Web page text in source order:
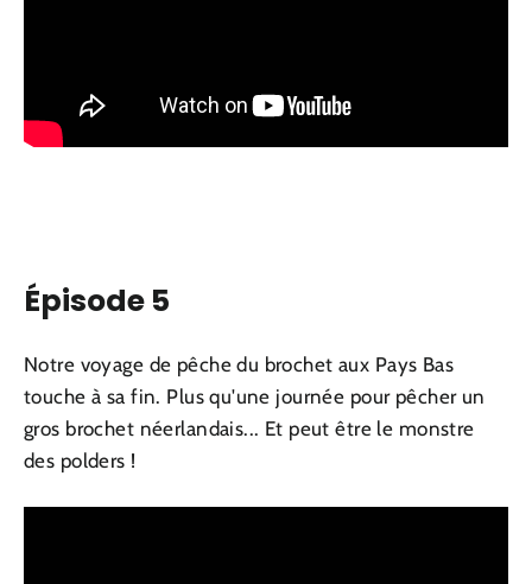
Épisode 5
Notre voyage de pêche du brochet aux Pays Bas
touche à sa fin. Plus qu'une journée pour pêcher un
gros brochet néerlandais... Et peut être le monstre
des polders !